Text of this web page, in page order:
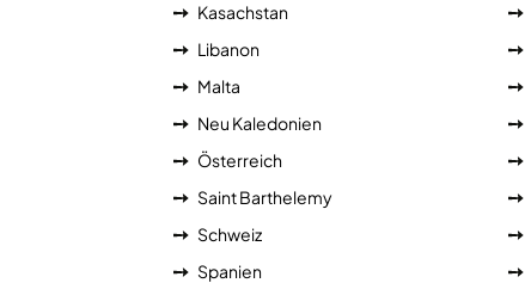
Kasachstan
Libanon
Malta
Neu Kaledonien
Österreich
Saint Barthelemy
Schweiz
Spanien